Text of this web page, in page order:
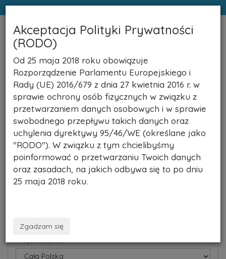
NaszeNekrologi.pl
Wyszukiwanie
Imie
Nazwisko
Województwo
Akceptacja Polityki Prywatności
(RODO)
Od 25 maja 2018 roku obowiązuje
Rozporządzenie Parlamentu Europejskiego i
Rady (UE) 2016/679 z dnia 27 kwietnia 2016 r. w
sprawie ochrony osób fizycznych w związku z
przetwarzaniem danych osobowych i w sprawie
swobodnego przepływu takich danych oraz
uchylenia dyrektywy 95/46/WE (określane jako
"RODO"). W związku z tym chcielibyśmy
poinformować o przetwarzaniu Twoich danych
oraz zasadach, na jakich odbywa się to po dniu
25 maja 2018 roku.
Zgadzam się